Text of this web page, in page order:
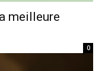
meilleure
0